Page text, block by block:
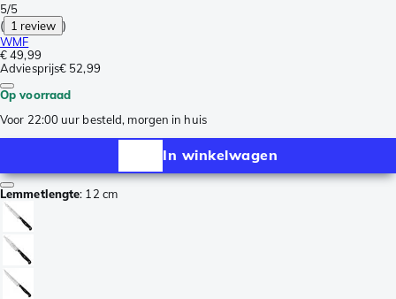
5/5
( 1 review )
WMF
€ 49,99
Adviesprijs€ 52,99
Op voorraad
Voor 22:00 uur besteld, morgen in huis
In winkelwagen
Lemmetlengte: 12 cm